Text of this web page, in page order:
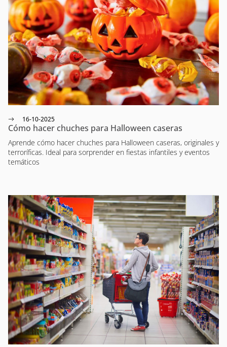
16-10-2025
Cómo hacer chuches para Halloween caseras
Aprende cómo hacer chuches para Halloween caseras, originales y
terroríficas. Ideal para sorprender en fiestas infantiles y eventos
temáticos